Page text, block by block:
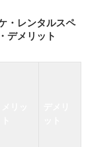
・レンタルスペ
デメリット